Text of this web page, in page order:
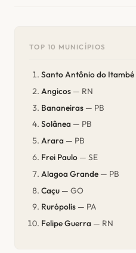
TOP 10 MUNICÍPIOS
Santo Antônio do Itambé
Angicos — RN
Bananeiras — PB
Solânea — PB
Arara — PB
Frei Paulo — SE
Alagoa Grande — PB
Caçu — GO
Rurópolis — PA
Felipe Guerra — RN